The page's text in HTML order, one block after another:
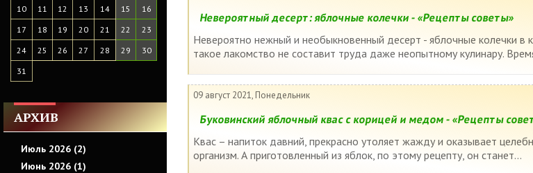
10
11 12 13 14 15
16
17
18 19 20 21 22
23
24
25 26 27 28 29
30
31
АРХИВ
Июль 2026 (2)
Июнь 2026 (1)
Невероятный десерт: яблочные колечки - «Рецепты советы»
Невероятно нежный и необыкновенный десерт - яблочные колечки в
такое лакомство не составит труда даже неопытному кулинару.
09 август 2021, Понедельник
Буковинский яблочный квас с корицей и медом - «Рецепты
Квас – напиток давний, прекрасно утоляет жажду и оказывает
организм. А приготовленный из яблок, по этому рецепту, он станет...